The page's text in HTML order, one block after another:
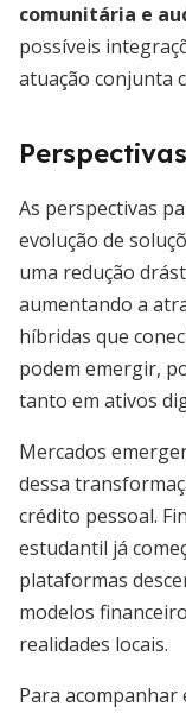
comunitária e
possíveis
atuação conjunta
As perspectivas
evolução de
uma redução
aumentando a
híbridas que
podem emergir,
tanto em ativos
Mercados
dessa
crédito pessoal.
estudantil já
plataformas
modelos
realidades locais.
Para acompanhar